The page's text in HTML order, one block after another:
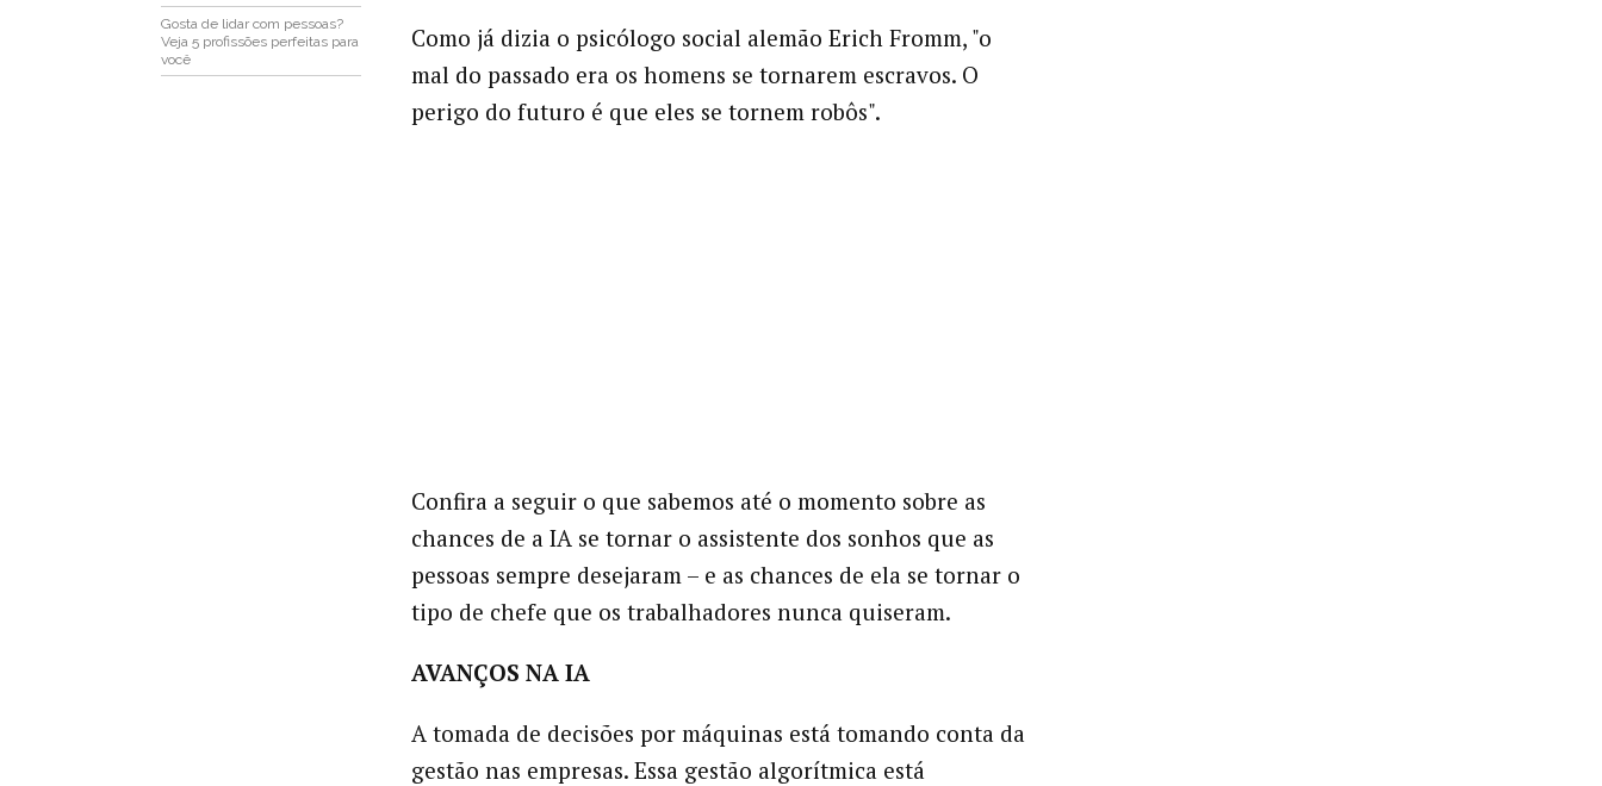
Gosta de lidar com pessoas?
Veja 5 profissões perfeitas para
você
Como já dizia o psicólogo social alemão Erich Fromm, "o
mal do passado era os homens se tornarem escravos. O
perigo do futuro é que eles se tornem robôs".
Confira a seguir o que sabemos até o momento sobre as
chances de a IA se tornar o assistente dos sonhos que as
pessoas sempre desejaram – e as chances de ela se tornar o
tipo de chefe que os trabalhadores nunca quiseram.
AVANÇOS NA IA
A tomada de decisões por máquinas está tomando conta da
gestão nas empresas. Essa gestão algorítmica está